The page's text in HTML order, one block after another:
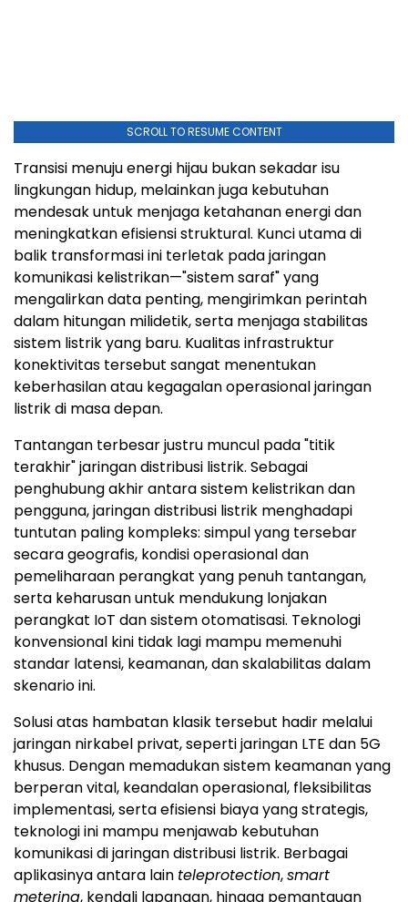
SCROLL TO RESUME CONTENT
Transisi menuju energi hijau bukan sekadar isu
lingkungan hidup, melainkan juga kebutuhan
mendesak untuk menjaga ketahanan energi dan
meningkatkan efisiensi struktural. Kunci utama di
balik transformasi ini terletak pada jaringan
komunikasi kelistrikan—"sistem saraf" yang
mengalirkan data penting, mengirimkan perintah
dalam hitungan milidetik, serta menjaga stabilitas
sistem listrik yang baru. Kualitas infrastruktur
konektivitas tersebut sangat menentukan
keberhasilan atau kegagalan operasional jaringan
listrik di masa depan.
Tantangan terbesar justru muncul pada "titik
terakhir" jaringan distribusi listrik. Sebagai
penghubung akhir antara sistem kelistrikan dan
pengguna, jaringan distribusi listrik menghadapi
tuntutan paling kompleks: simpul yang tersebar
secara geografis, kondisi operasional dan
pemeliharaan perangkat yang penuh tantangan,
serta keharusan untuk mendukung lonjakan
perangkat IoT dan sistem otomatisasi. Teknologi
konvensional kini tidak lagi mampu memenuhi
standar latensi, keamanan, dan skalabilitas dalam
skenario ini.
Solusi atas hambatan klasik tersebut hadir melalui
jaringan nirkabel privat, seperti jaringan LTE dan 5G
khusus. Dengan memadukan sistem keamanan yang
berperan vital, keandalan operasional, fleksibilitas
implementasi, serta efisiensi biaya yang strategis,
teknologi ini mampu menjawab kebutuhan
komunikasi di jaringan distribusi listrik. Berbagai
aplikasinya antara lain teleprotection,smart
metering, kendali lapangan, hingga pemantauan